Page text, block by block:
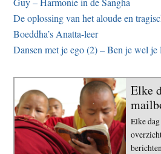
De oplossing van het aloude en
Boeddha’s Anatta-leer
Dansen met je ego (2) – Ben je wel je
Elke
Elke